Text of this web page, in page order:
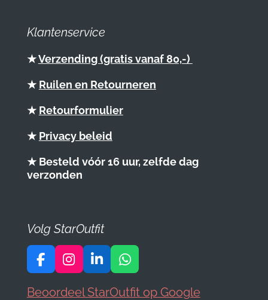
Klantenservice
★Verzending (gratis vanaf 80,-)
★ Ruilen en Retourneren
★ Retourformulier
★ Privacy beleid
★ Besteld vóór 16 uur, zelfde dag
verzonden
Volg StarOutfit
F
c
I
s
L
n
W
a
Beoordeel StarOutfit op Google